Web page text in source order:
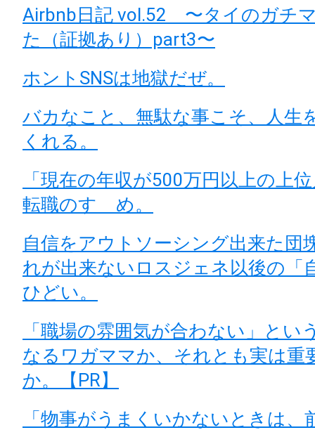
Airbnb日記 vol.52 〜タイのガチ
た（証拠あり）part3〜
ホントSNSは地獄だぜ。
バカなこと、無駄な事こそ、人生
くれる。
「現在の年収が500万円以上の上
転職のすゝめ。
自信をアウトソーシング出来た団
れが出来ないロスジェネ以後の「
ひどい。
「職場の雰囲気が合わない」とい
なるワガママか、それとも実は重
か。【PR】
「物事がうまくいかないときは、